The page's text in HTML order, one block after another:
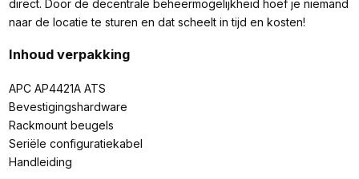
direct. Door de decentrale beheermogelijkheid hoef je niemand
naar de locatie te sturen en dat scheelt in tijd en kosten!
Inhoud verpakking
APC AP4421A ATS
Bevestigingshardware
Rackmount beugels
Seriële configuratiekabel
Handleiding